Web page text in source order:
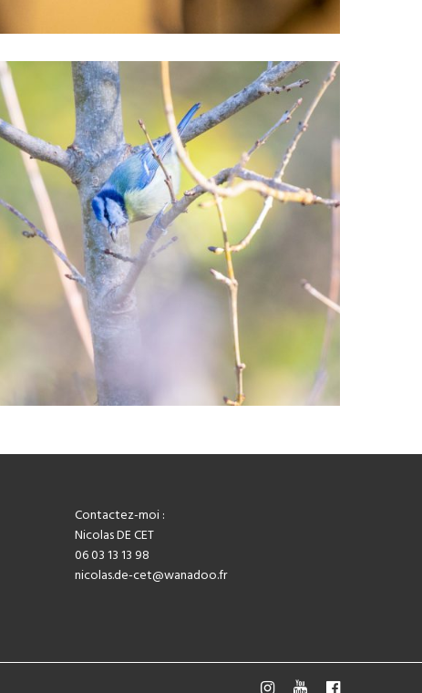
Contactez-moi :
Nicolas DE CET
06 03 13 13 98
nicolas.de-cet@wanadoo.fr